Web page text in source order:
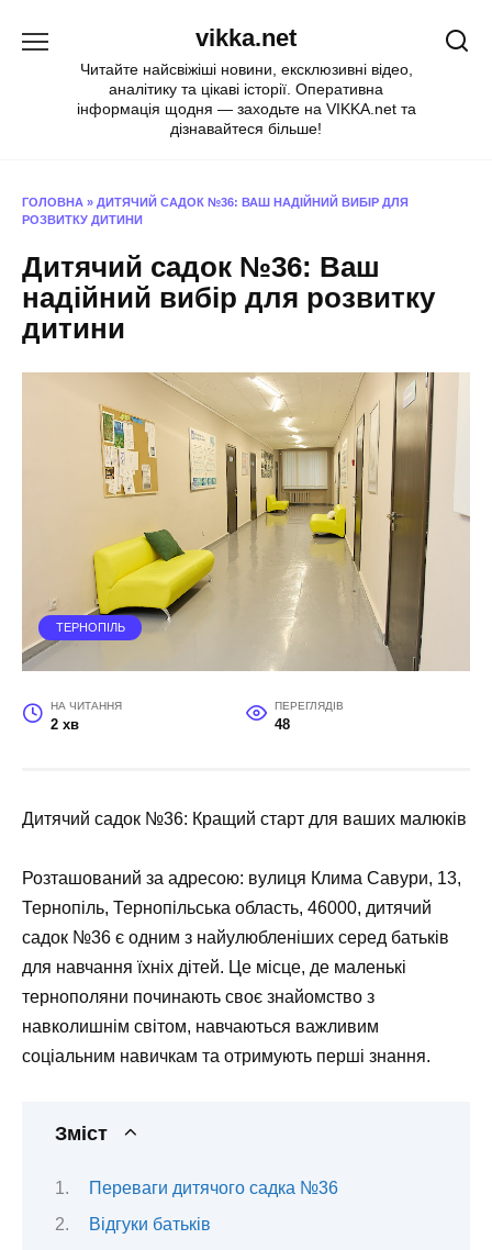
vikka.net
Читайте найсвіжіші новини, ексклюзивні відео,
аналітику та цікаві історії. Оперативна
інформація щодня — заходьте на VIKKA.net та
дізнавайтеся більше!
ГОЛОВНА » ДИТЯЧИЙ САДОК №36: ВАШ НАДІЙНИЙ ВИБІР ДЛЯ
РОЗВИТКУ ДИТИНИ
Дитячий садок №36: Ваш
надійний вибір для розвитку
дитини
ТЕРНОПІЛЬ
НА ЧИТАННЯ
2 хв
ПЕРЕГЛЯДІВ
48
Дитячий садок №36: Кращий старт для ваших малюків
Розташований за адресою: вулиця Клима Савури, 13,
Тернопіль, Тернопільська область, 46000, дитячий
садок №36 є одним з найулюбленіших серед батьків
для навчання їхніх дітей. Це місце, де маленькі
тернополяни починають своє знайомство з
навколишнім світом, навчаються важливим
соціальним навичкам та отримують перші знання.
Зміст
Переваги дитячого садка №36
Відгуки батьків